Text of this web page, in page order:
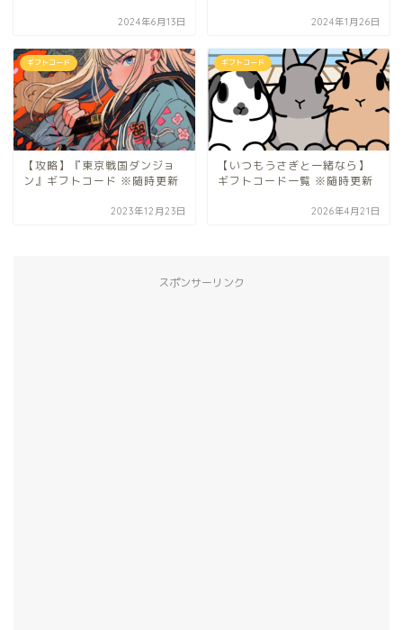
2024年6月13日 2024年1月26日
ギフトコード
【攻略】『東京戦国ダンジョ
ン』ギフトコード ※随時更新
2023年12月23日
ギフトコード
【いつもうさぎと一緒なら】
ギフトコード一覧 ※随時更新
2026年4月21日
スポンサーリンク